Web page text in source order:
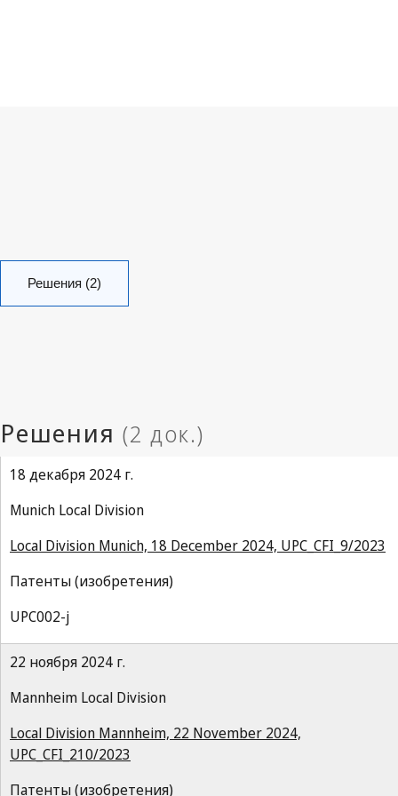
Решения (2)
18 декабря 2024 г.
Munich Local Division
Local Division Munich, 18 December 2024, UPC_CFI_9/2023
Патенты (изобретения)
UPC002-j
22 ноября 2024 г.
Mannheim Local Division
Local Division Mannheim, 22 November 2024,
UPC_CFI_210/2023
Патенты (изобретения)